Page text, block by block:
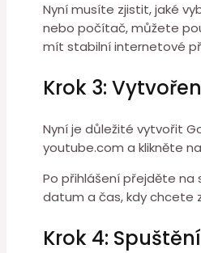
Nyní musíte zjistit, jaké
nebo počítač, můžete
mít stabilní internetové
Krok 3:
Nyní je důležité vytvořit
youtube.com a klikněte
Po přihlášení přejděte na
datum a čas, kdy chcete
Krok 4: